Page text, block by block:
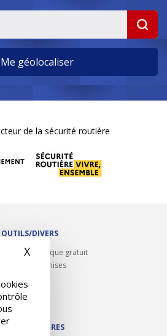
X Masquer le bandeau des
Me géolocaliser
de la sécurité routière
OUTILS/DIVERS
contrôle technique gratuit
Remises
Contact
PARTENAIRES